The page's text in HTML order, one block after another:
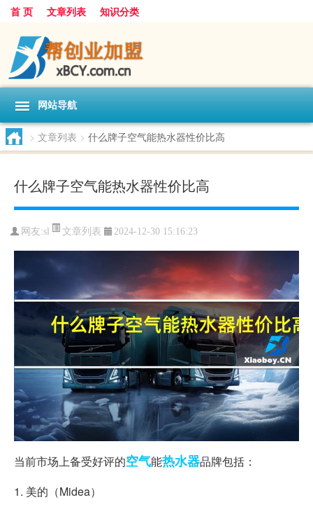
首 页 文章列表 知识分类
网站导航
> 文章列表 > 什么牌子空气能热水器性价比高
什么牌子空气能热水器性价比高
网友:sl 文章列表 2024-12-30 15:16:23
当前市场上备受好评的空气能热水器品牌包括：
1. 美的（Midea）